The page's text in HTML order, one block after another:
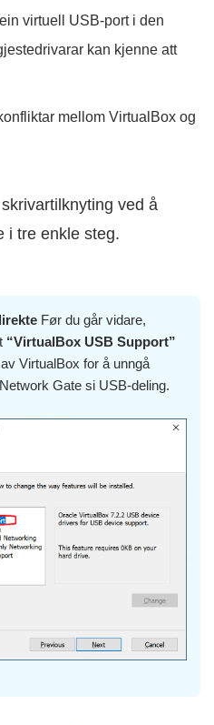
virtuell USB-port i den
kan kjenne att
mellom VirtualBox og
ved å
i tre enkle steg.
Før du går vidare,
“VirtualBox USB Support”
VirtualBox for å unngå
Gate si USB-deling.